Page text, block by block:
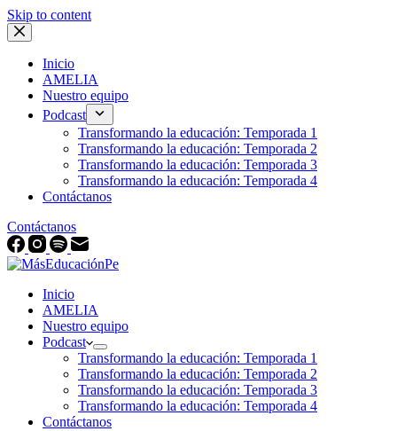
Skip to content
Inicio
AMELIA
Nuestro equipo
Podcast
Transformando la educación: Temporada 1
Transformando la educación: Temporada 2
Transformando la educación: Temporada 3
Transformando la educación: Temporada 4
Contáctanos
Contáctanos
Inicio
AMELIA
Nuestro equipo
Podcast
Transformando la educación: Temporada 1
Transformando la educación: Temporada 2
Transformando la educación: Temporada 3
Transformando la educación: Temporada 4
Contáctanos